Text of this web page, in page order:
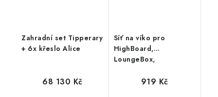
Zahradní set Tipperary
+ 6x křeslo Alice
68 130 Kč
Síť na víko pro
HighBoard,
LoungeBox,
919 Kč